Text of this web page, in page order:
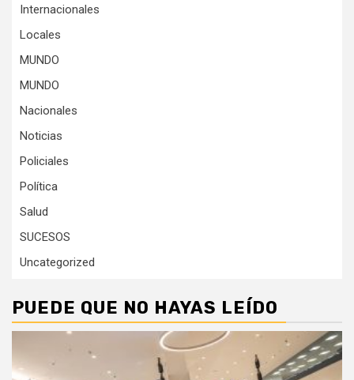
Internacionales
Locales
MUNDO
MUNDO
Nacionales
Noticias
Policiales
Política
Salud
SUCESOS
Uncategorized
PUEDE QUE NO HAYAS LEÍDO